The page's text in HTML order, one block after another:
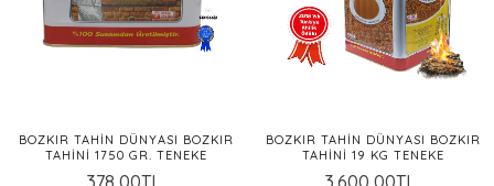
BOZKIR TAHIN DÜNYASI BOZKIR
TAHINI 1750 GR. TENEKE
378,00TL
BOZKIR TAHIN DÜNYASI BOZKIR
TAHINI 19 KG TENEKE
3.600,00TL